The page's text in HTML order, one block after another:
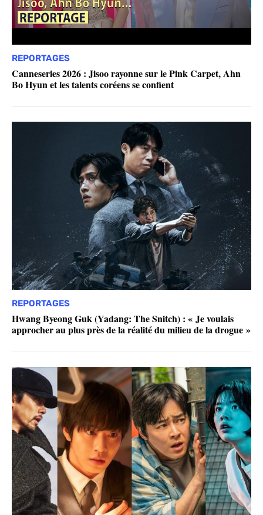
REPORTAGES
Canneseries 2026 : Jisoo rayonne sur le Pink Carpet, Ahn
Bo Hyun et les talents coréens se confient
REPORTAGES
Hwang Byeong Guk (Yadang: The Snitch) : « Je voulais
approcher au plus près de la réalité du milieu de la drogue »